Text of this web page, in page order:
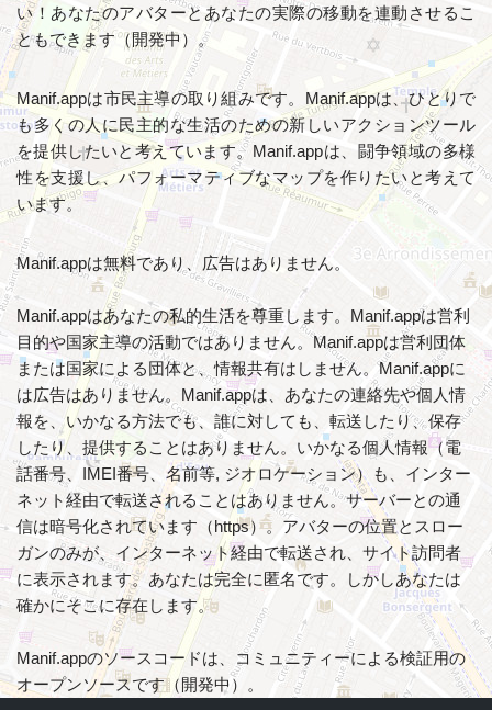
い！あなたのアバターとあなたの実際の移動を連動させるこ
ともできます（開発中）。
Manif.appは市民主導の取り組みです。Manif.appは、ひとりで
も多くの人に民主的な生活のための新しいアクションツール
を提供したいと考えています。Manif.appは、闘争領域の多様
性を支援し、パフォーマティブなマップを作りたいと考えて
います。
Manif.appは無料であり、広告はありません。
Manif.appはあなたの私的生活を尊重します。Manif.appは営利
目的や国家主導の活動ではありません。Manif.appは営利団体
または国家による団体と、情報共有はしません。Manif.appに
は広告はありません。Manif.appは、あなたの連絡先や個人情
報を、いかなる方法でも、誰に対しても、転送したり、保存
したり、提供することはありません。いかなる個人情報（電
話番号、IMEI番号、名前等, ジオロケーション）も、インター
ネット経由で転送されることはありません。サーバーとの通
信は暗号化されています（https）。アバターの位置とスロー
ガンのみが、インターネット経由で転送され、サイト訪問者
に表示されます。あなたは完全に匿名です。しかしあなたは
確かにそこに存在します。
Manif.appのソースコードは、コミュニティーによる検証用の
オープンソースです（開発中）。